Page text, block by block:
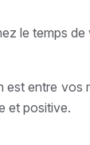
le temps
entre
et positive.